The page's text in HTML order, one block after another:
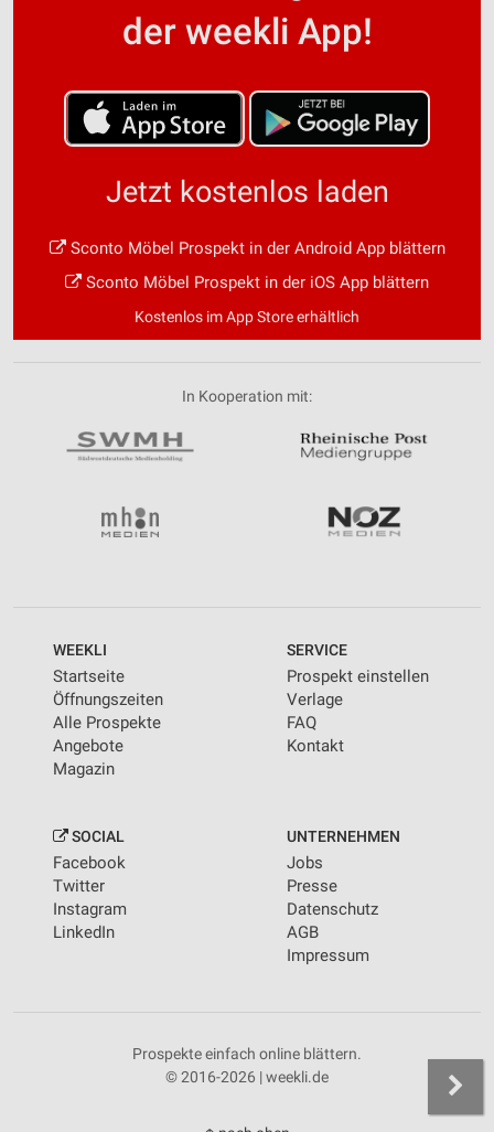
der weekli App!
Jetzt kostenlos laden
Sconto Möbel Prospekt in der Android App blättern
Sconto Möbel Prospekt in der iOS App blättern
Kostenlos im App Store erhältlich
In Kooperation mit:
WEEKLI
Startseite
Öffnungszeiten
Alle Prospekte
Angebote
Magazin
SERVICE
Prospekt einstellen
Verlage
FAQ
Kontakt
SOCIAL
Facebook
Twitter
Instagram
LinkedIn
UNTERNEHMEN
Jobs
Presse
Datenschutz
AGB
Impressum
Prospekte einfach online blättern.
© 2016-2026 | weekli.de